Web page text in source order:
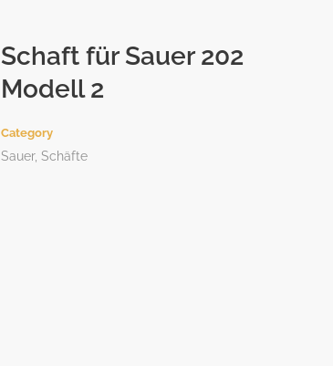
Schaft für Sauer 202
Modell 2
Category
Sauer, Schäfte